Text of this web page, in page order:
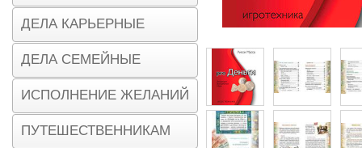
ДЕЛА КАРЬЕРНЫЕ
ДЕЛА СЕМЕЙНЫЕ
ИСПОЛНЕНИЕ ЖЕЛАНИЙ
ПУТЕШЕСТВЕННИКАМ